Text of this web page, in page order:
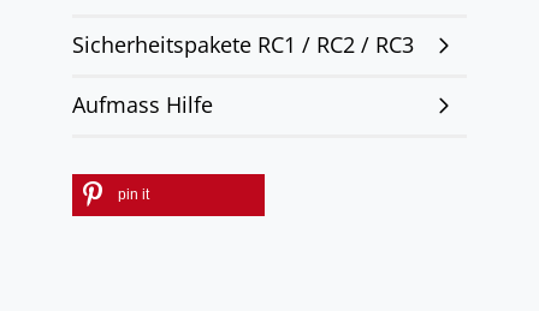
Sicherheitspakete RC1 / RC2 / RC3
Aufmass Hilfe
pin it